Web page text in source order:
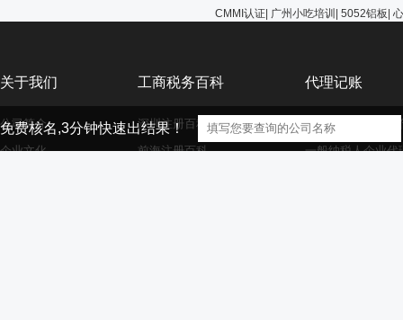
CMMI认证| 广州小吃培训 5052铝板
关于我们
公司简介
企业文化
工商税务百科
深圳注册百科
前海注册百科
代理记账
小规模纳税人企业
一般纳税人企业代
免费核名,3分钟快速出结果！